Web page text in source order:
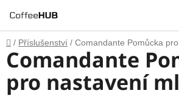
na
obsah
Domů
/ Příslušenství / Comandante Pomůcka
Comandante
pro nastavení